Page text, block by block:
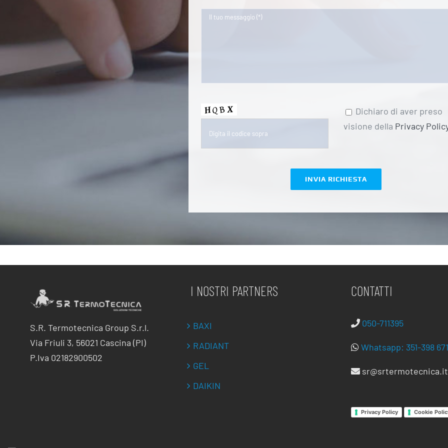
Dichiaro di aver preso
visione della Privacy
S.R. Termotecnica Group S.r.l.
Via Friuli 3, 56021 Cascina (PI)
P.Iva 02182900502
I NOSTRI PARTNERS
BAXI
RADIANT
GEL
DAIKIN
CONTATTI
050-711395
Whatsapp: 351-398
sr@srtermotecnica.it
Privacy Policy Cookie